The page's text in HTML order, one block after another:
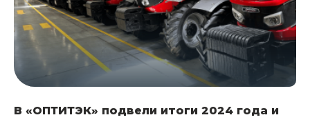
В «ОПТИТЭК» подвели итоги 2024 года и